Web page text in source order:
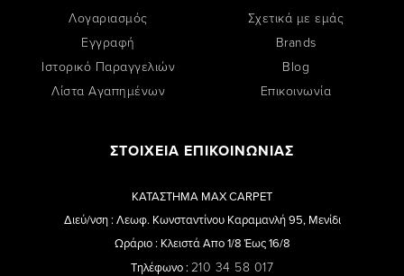
Λογαριασμός
Εγγραφή
Ιστορικό Παραγγελιών
Λίστα Αγαπημένων
Σχετικά με εμάς
Brands
Blog
Επικοινωνία
ΣΤΟΙΧΕΙΑ ΕΠΙΚΟΙΝΩΝΙΑΣ
ΚΑΤΑΣΤΗΜΑ MAX CARPET
Διεύ/νση : Λεωφ. Κωνσταντίνου Καραμανλή 95, Μενίδι
Ωράριο : Κλειστά Απο 1/8 Έως 16/8
Τηλέφωνο : 210 34 58 017